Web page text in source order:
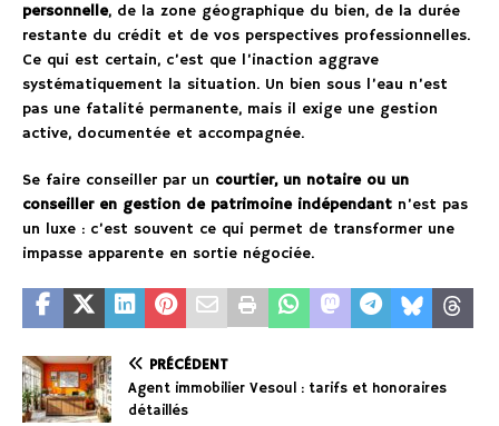
personnelle, de la zone géographique du bien, de la durée
restante du crédit et de vos perspectives professionnelles.
Ce qui est certain, c’est que l’inaction aggrave
systématiquement la situation. Un bien sous l’eau n’est
pas une fatalité permanente, mais il exige une gestion
active, documentée et accompagnée.
Se faire conseiller par un courtier, un notaire ou un
conseiller en gestion de patrimoine indépendant n’est pas
un luxe : c’est souvent ce qui permet de transformer une
impasse apparente en sortie négociée.
PRÉCÉDENT
Agent immobilier Vesoul : tarifs et honoraires
détaillés